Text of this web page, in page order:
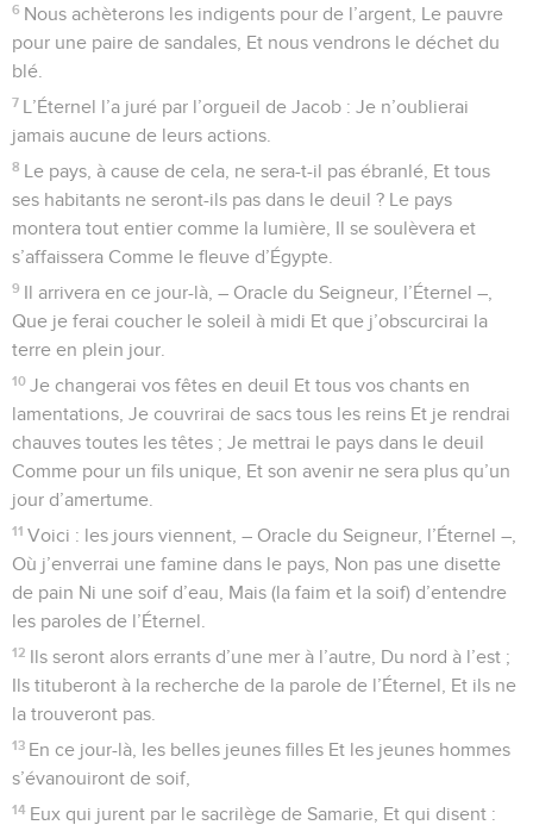
6 Nous achèterons les indigents pour de l’argent, Le pauvre
pour une paire de sandales, Et nous vendrons le déchet du
blé.
7 L’Éternel l’a juré par l’orgueil de Jacob : Je n’oublierai
jamais aucune de leurs actions.
8 Le pays, à cause de cela, ne sera-t-il pas ébranlé, Et tous
ses habitants ne seront-ils pas dans le deuil ? Le pays
montera tout entier comme la lumière, Il se soulèvera et
s’affaissera Comme le fleuve d’Égypte.
9 Il arrivera en ce jour-là, – Oracle du Seigneur, l’Éternel –,
Que je ferai coucher le soleil à midi Et que j’obscurcirai la
terre en plein jour.
10 Je changerai vos fêtes en deuil Et tous vos chants en
lamentations, Je couvrirai de sacs tous les reins Et je rendrai
chauves toutes les têtes ; Je mettrai le pays dans le deuil
Comme pour un fils unique, Et son avenir ne sera plus qu’un
jour d’amertume.
11 Voici : les jours viennent, – Oracle du Seigneur, l’Éternel –,
Où j’enverrai une famine dans le pays, Non pas une disette
de pain Ni une soif d’eau, Mais (la faim et la soif) d’entendre
les paroles de l’Éternel.
12 Ils seront alors errants d’une mer à l’autre, Du nord à l’est ;
Ils tituberont à la recherche de la parole de l’Éternel, Et ils ne
la trouveront pas.
13 En ce jour-là, les belles jeunes filles Et les jeunes hommes
s’évanouiront de soif,
14 Eux qui jurent par le sacrilège de Samarie, Et qui disent :